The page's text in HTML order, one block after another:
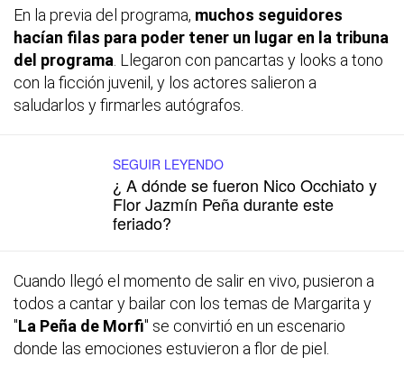
En la previa del programa, muchos seguidores
hacían filas para poder tener un lugar en la tribuna
del programa . Llegaron con pancartas y looks a tono
con la ficción juvenil, y los actores salieron a
saludarlos y firmarles autógrafos.
SEGUIR LEYENDO
¿ A dónde se fueron Nico Occhiato y
Flor Jazmín Peña durante este
feriado?
Cuando llegó el momento de salir en vivo, pusieron a
todos a cantar y bailar con los temas de Margarita y
"La Peña de Morfi" se convirtió en un escenario
donde las emociones estuvieron a flor de piel.